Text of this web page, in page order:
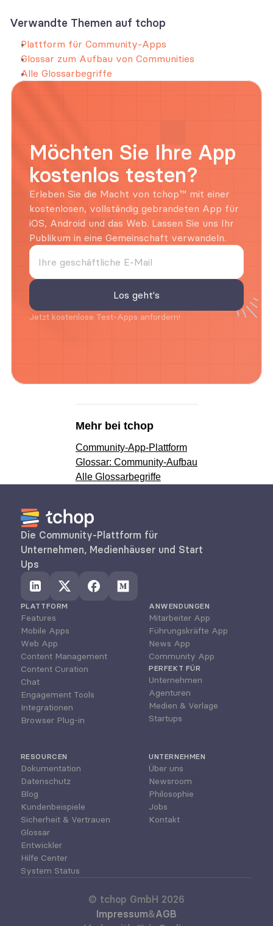
Verwandte Themen auf tchop
Plattform für Community-Apps
Glossar zum Aufbau von Communities
Alle Glossarbegriffe
Möchten Sie Ihre App
kostenlos testen?
Erleben Sie die Macht von tchop™ mit einer
kostenlosen, vollständig gebrandeten App für
iOS, Android und das Web. Lassen Sie uns Ihr
Publikum in eine Gemeinschaft verwandeln.
Jetzt kostenlose Test-Apps anfordern!
Mehr bei tchop
Community-App-Plattform
Glossar: Community-Aufbau
Alle Glossarbegriffe
Die Community-Plattform für
Unternehmen, Medienhäuser und Start
Ups
PLATTFORM
Features
Mobile Apps
Web App
Content Management
Content Curation
Chat
Engagement Tools
Integrationen
Browser Plug-in
ANWENDUNGEN
Mitarbeiter App
Führungskräfte App
News App
Community App
PERFEKT FÜR
Unternehmen
Agenturen
Medien & Verlage
Startups
RESOURCEN
Dokumentation
Datenschutz
Blog
Kundenbeispiele
Sicherheit & Vertrauen
Glossar
Entwickler
Hilfe Center
System Status
UNTERNEHMEN
Über uns
Newsroom
Philosophie
Jobs
Kontakt
© tchop GmbH 2026
Impressum&AGB